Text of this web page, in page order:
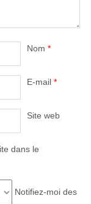
Nom *
E-mail *
Site web
dans le
Notifiez-moi des